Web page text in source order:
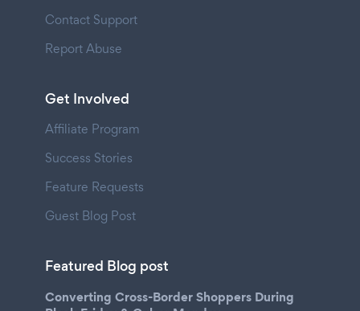
Contact Support
Report Abuse
Get Involved
Affiliate Program
Success Stories
Feature Requests
Guest Blog Post
Featured Blog post
Converting Cross-Border Shoppers During